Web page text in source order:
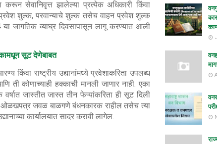
करून सेवानिवृत्त झालेल्या प्रत्येक अधिकारी किंवा
प्रवेश शुल्क, परवान्याचे शुल्क तसेच वाहन प्रवेश शुल्क
जागतिक व्याघ्र दिवसापासून लागू करण्यात आली
सूट देणेबाबत
किंवा राष्ट्रीय उद्यानांमध्ये प्रवेशाकरिता उपलब्ध
कोणाच्याही हक्काची मानली जाणार नाही. एका
वर्षात जास्तीत जास्त तीन फेऱ्यांकरिता ही सूट दिली
ओळखपत्र जवळ बाळगणे बंधनकारक राहील तसेच त्या
कार्यालयात सादर करावी लागेल.